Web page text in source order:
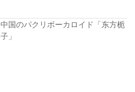
中国のパクリボーカロイド「东方栀
子」